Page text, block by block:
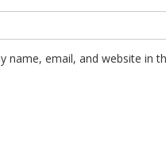
name, email, and website in